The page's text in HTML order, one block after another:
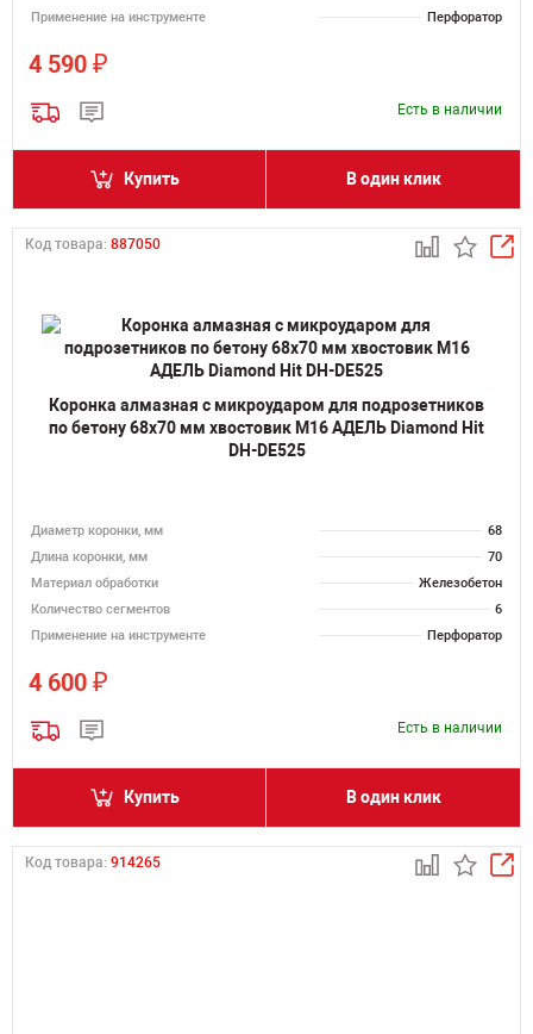
Применение на инструменте
Перфоратор
4 590 ₽
Есть в наличии
Купить В один клик
Код товара: 887050
Коронка алмазная с микроударом для подрозетников
по бетону 68х70 мм хвостовик M16 АДЕЛЬ Diamond Hit
DH-DE525
Диаметр коронки, мм
68
Длина коронки, мм
70
Материал обработки
Железобетон
Количество сегментов
6
Применение на инструменте
Перфоратор
4 600 ₽
Есть в наличии
Купить В один клик
Код товара: 914265